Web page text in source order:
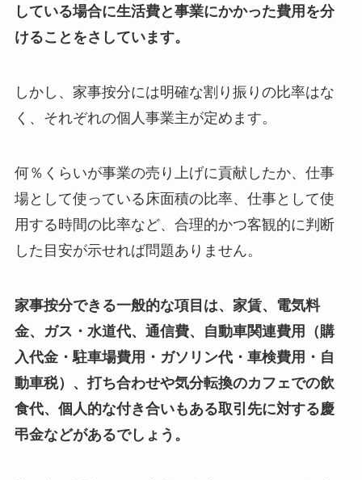
している場合に生活費と事業にかかった費用を分
けることをさしています。
しかし、家事按分には明確な割り振りの比率はな
く、それぞれの個人事業主が定めます。
何％くらいが事業の売り上げに貢献したか、仕事
場として使っている床面積の比率、仕事として使
用する時間の比率など、合理的かつ客観的に判断
した目安が示せれば問題ありません。
家事按分できる一般的な項目は、家賃、電気料
金、ガス・水道代、通信費、自動車関連費用（購
入代金・駐車場費用・ガソリン代・車検費用・自
動車税）、打ち合わせや気分転換のカフェでの飲
食代、個人的な付き合いもある取引先に対する慶
弔金などがあるでしょう。